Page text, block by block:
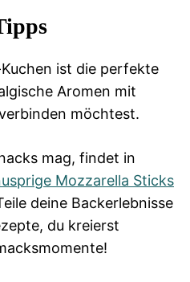
ist die perfekte
Aromen mit
möchtest.
mag, findet in
Mozzarella Sticks
deine Backerlebnisse
du kreierst